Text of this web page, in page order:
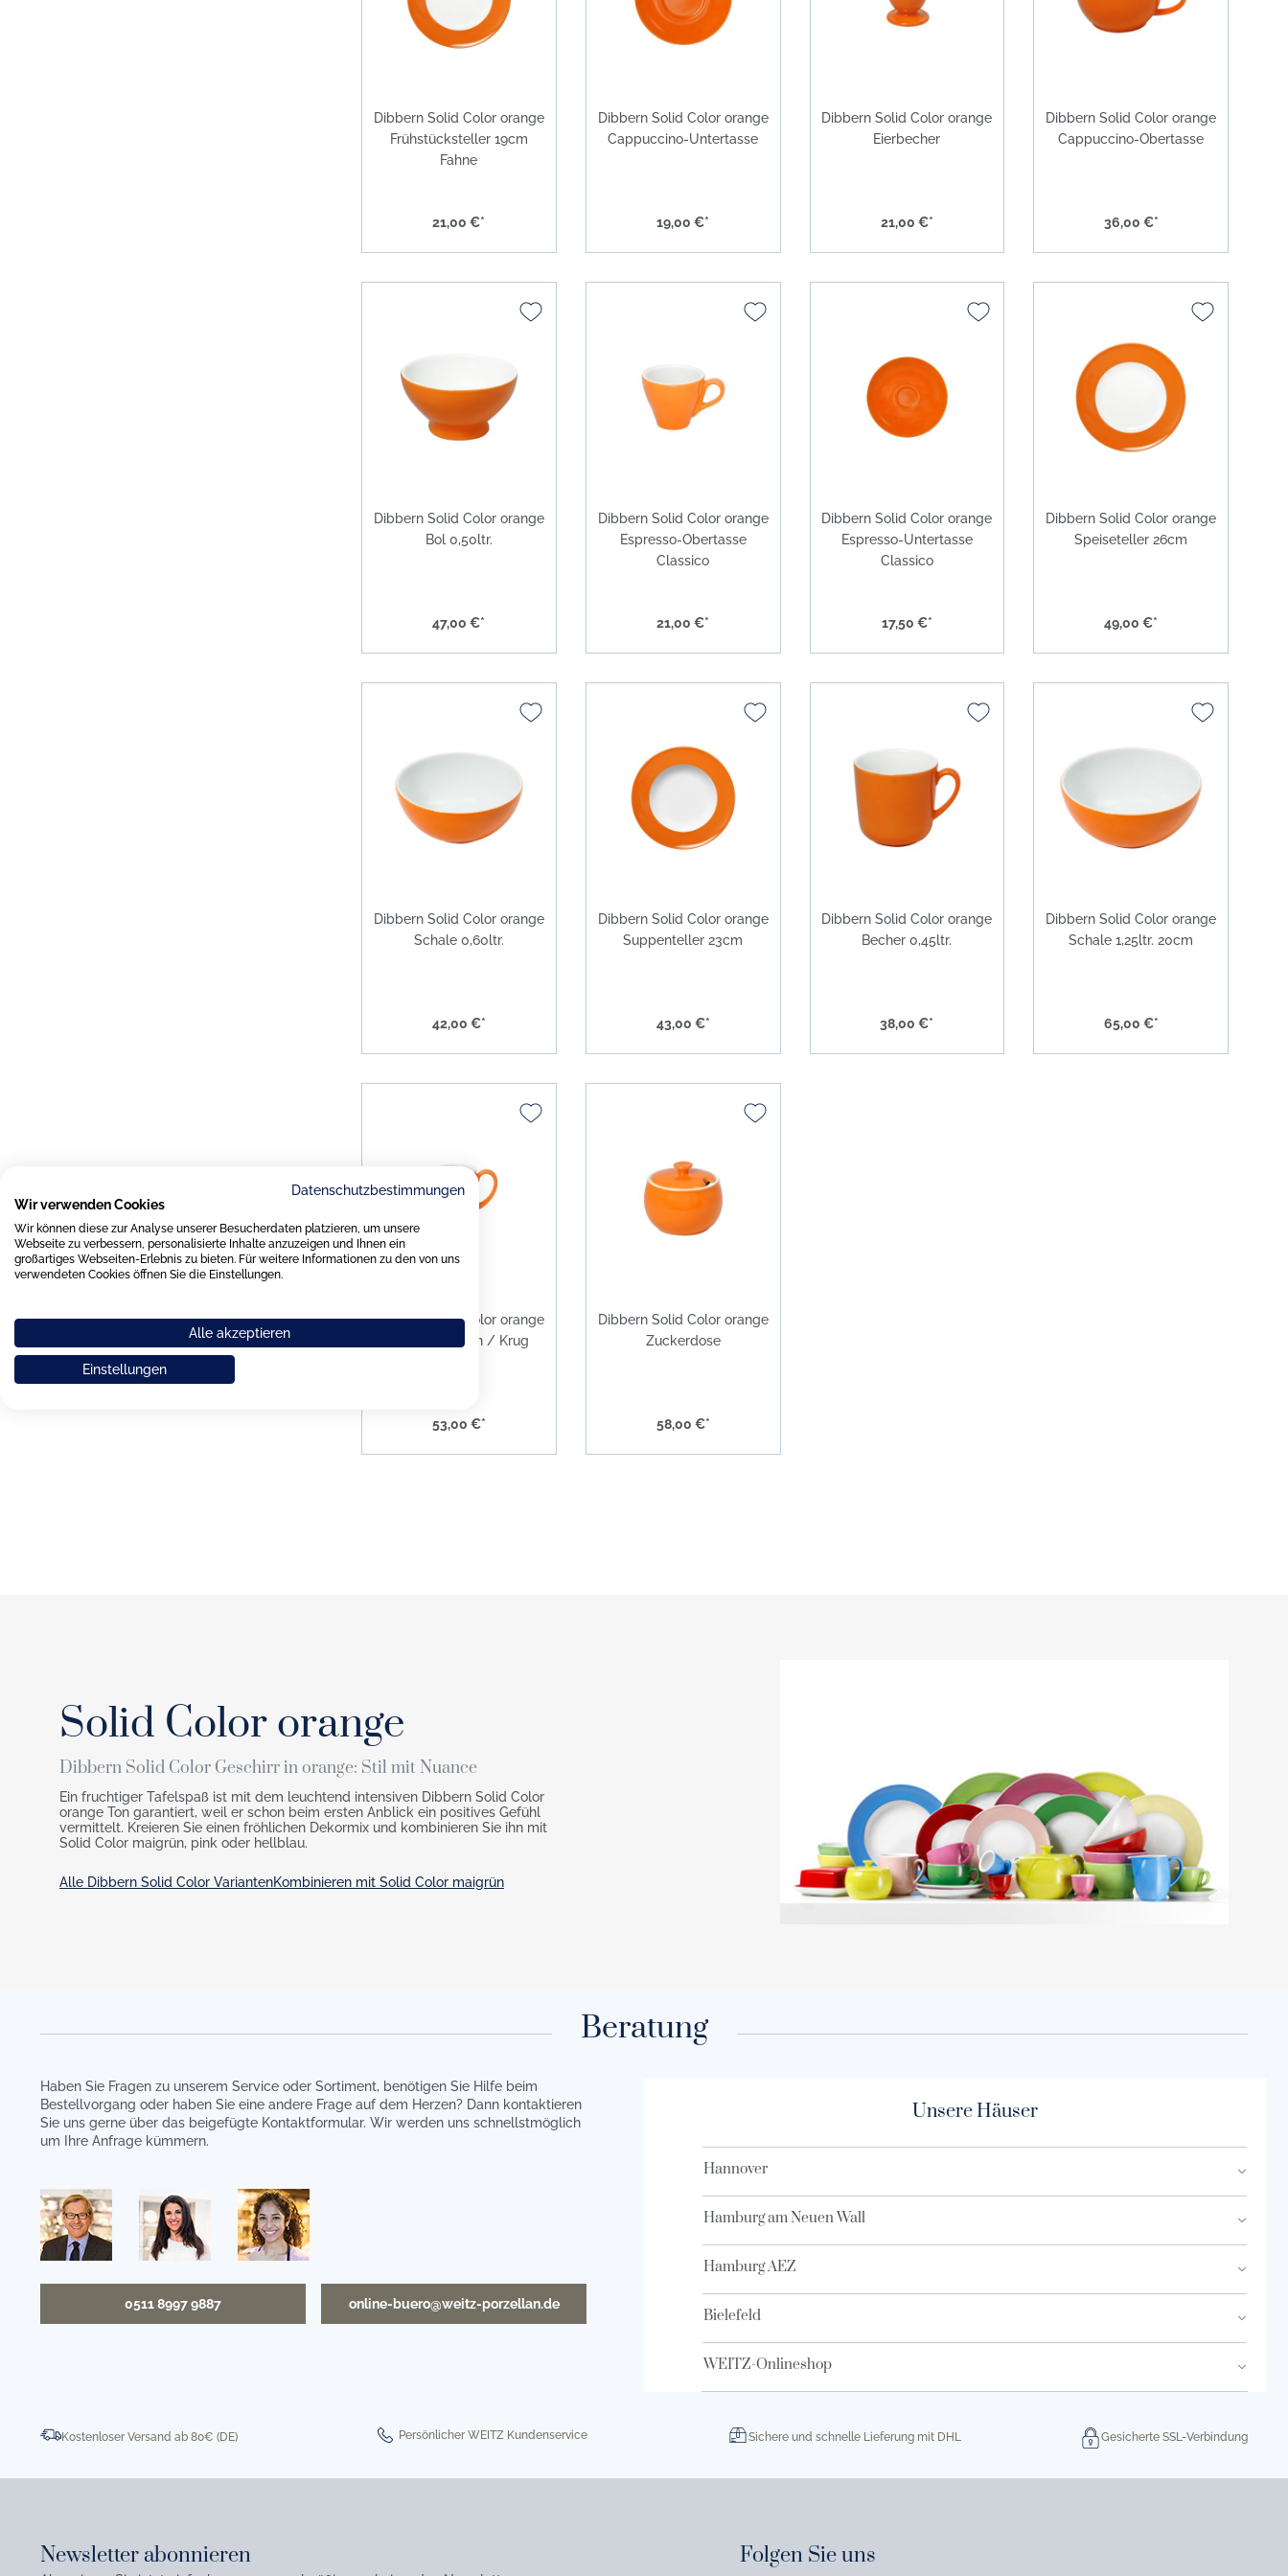
Dibbern Solid Color orange
Frühstücksteller 19cm
Fahne
21,00 €*
Dibbern Solid Color orange
Cappuccino-Untertasse
19,00 €*
Dibbern Solid Color orange
Eierbecher
21,00 €*
Dibbern Solid Color orange
Cappuccino-Obertasse
36,00 €*
Dibbern Solid Color orange
Bol 0,50ltr.
47,00 €*
Dibbern Solid Color orange
Espresso-Obertasse
Classico
21,00 €*
Dibbern Solid Color orange
Espresso-Untertasse
Classico
17,50 €*
Dibbern Solid Color orange
Speiseteller 26cm
49,00 €*
Dibbern Solid Color orange
Schale 0,60ltr.
42,00 €*
Dibbern Solid Color orange
Suppenteller 23cm
43,00 €*
Dibbern Solid Color orange
Becher 0,45ltr.
38,00 €*
Dibbern Solid Color orange
Schale 1,25ltr. 20cm
65,00 €*
Dibbern Solid Color orange
Milchkännchen / Krug
53,00 €*
Dibbern Solid Color orange
Zuckerdose
58,00 €*
Solid Color orange
Dibbern Solid Color Geschirr in orange: Stil mit Nuance
Ein fruchtiger Tafelspaß ist mit dem leuchtend intensiven Dibbern Solid Color
orange Ton garantiert, weil er schon beim ersten Anblick ein positives Gefühl
vermittelt. Kreieren Sie einen fröhlichen Dekormix und kombinieren Sie ihn mit
Solid Color maigrün, pink oder hellblau.
Alle Dibbern Solid Color VariantenKombinieren mit Solid Color maigrün
Beratung
Haben Sie Fragen zu unserem Service oder Sortiment, benötigen Sie Hilfe beim
Bestellvorgang oder haben Sie eine andere Frage auf dem Herzen? Dann kontaktieren
Sie uns gerne über das beigefügte Kontaktformular. Wir werden uns schnellstmöglich
um Ihre Anfrage kümmern.
0511 8997 9887 online-buero@weitz-porzellan.de
Unsere Häuser
Hannover
Hamburg am Neuen Wall
Hamburg AEZ
Bielefeld
WEITZ-Onlineshop
Kostenloser Versand ab 80€ (DE) Persönlicher WEITZ Kundenservice Sichere und schnelle Lieferung mit DHL Gesicherte SSL-Verbindung
Newsletter abonnieren Folgen Sie uns
Datenschutzbestimmungen
Wir verwenden Cookies
Wir können diese zur Analyse unserer Besucherdaten platzieren, um unsere
Webseite zu verbessern, personalisierte Inhalte anzuzeigen und Ihnen ein
großartiges Webseiten-Erlebnis zu bieten. Für weitere Informationen zu den von uns
verwendeten Cookies öffnen Sie die Einstellungen.
Alle akzeptieren
Einstellungen